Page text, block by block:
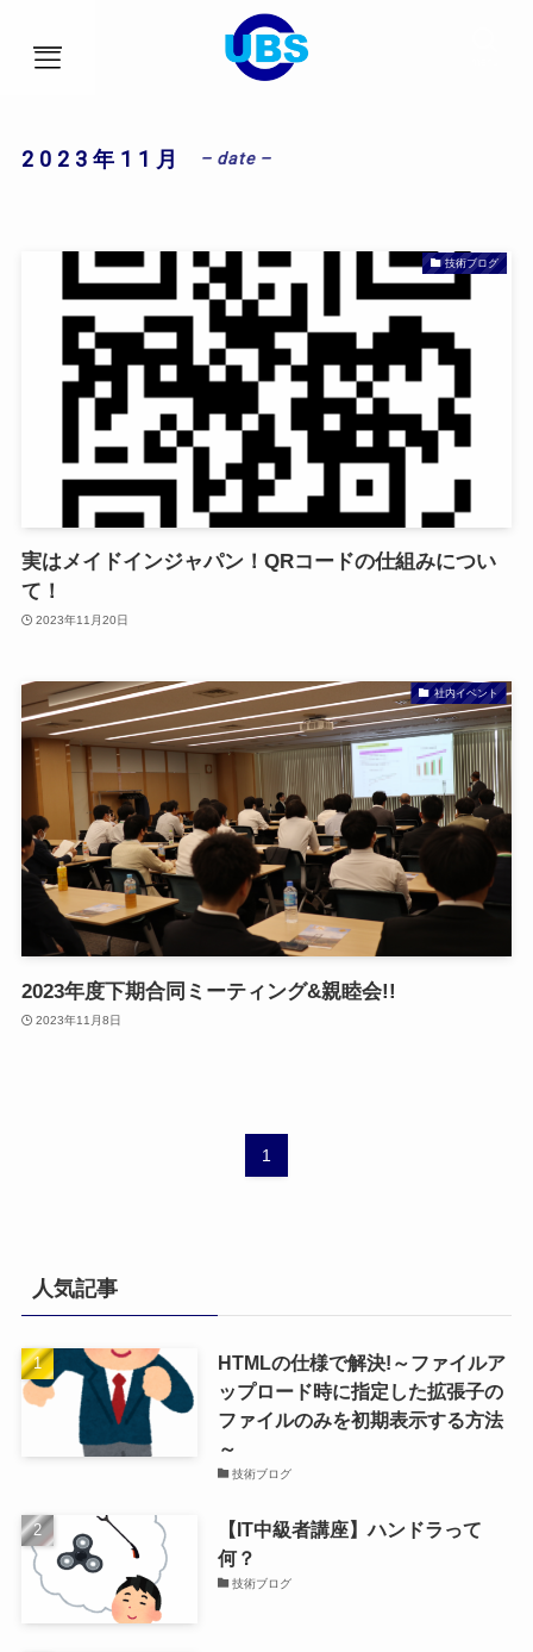
アクセス
ブログ
社員インタビュー
採用情報
お問い合わせ
2023年11月 – date –
技術ブログ
実はメイドインジャパン！QRコードの仕組みについ
て！
2023年11月20日
社内イベント
2023年度下期合同ミーティング&親睦会!!
2023年11月8日
1
人気記事
HTMLの仕様で解決!～ファイルア
ップロード時に指定した拡張子の
ファイルのみを初期表示する方法
～
技術ブログ
【IT中級者講座】ハンドラって
何？
技術ブログ